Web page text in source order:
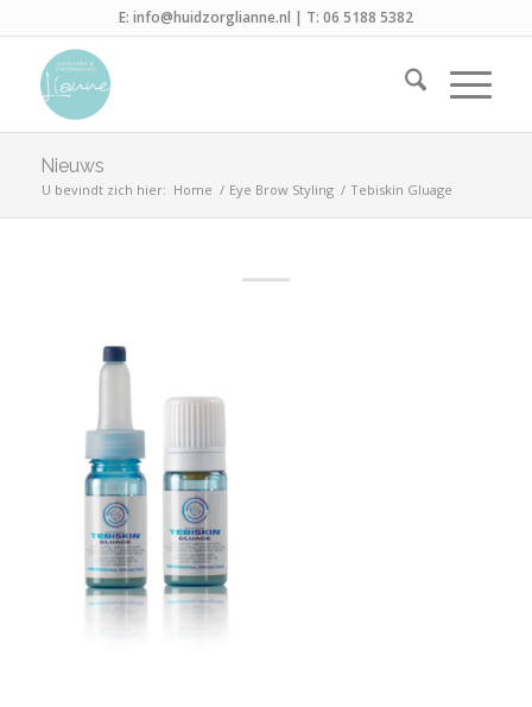
E: info@huidzorglianne.nl | T: 06 5188 5382
Nieuws
U bevindt zich hier: Home / Eye Brow Styling / Tebiskin Gluage